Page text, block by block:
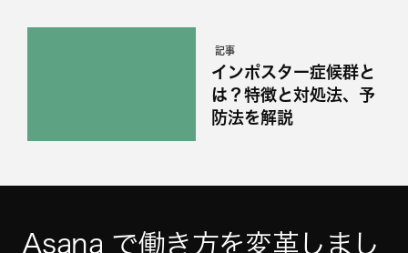
記事
インポスター症候群と
は？特徴と対処法、予
防法を解説
Asana で働き方を変革しまし